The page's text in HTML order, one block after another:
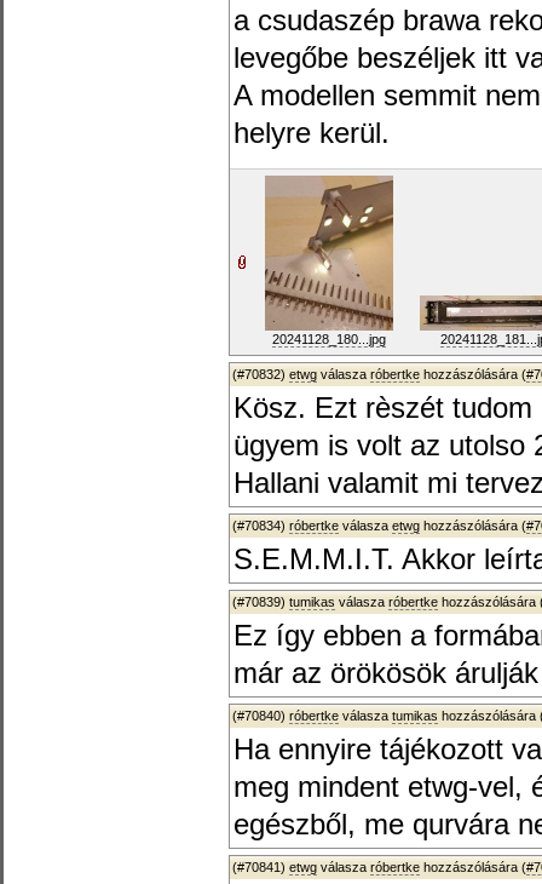
a csudaszép brawa
levegőbe beszéljek itt
A modellen semmit
helyre kerül.
20241128_180...jpg
(#70832) etwg válasza róbertke hozzászólására (
Kösz. Ezt rèszét
ügyem is volt az utolso
Hallani valamit mi
(#70834) róbertke válasza etwg hozzászólására (
S.E.M.M.I.T. Akkor
(#70839) tumikas válasza róbertke hozzászólására
Ez így ebben a
már az örökösök
(#70840) róbertke válasza tumikas hozzászólására
Ha ennyire tájékozott
meg mindent etwg-vel,
egészből, me qurvára
(#70841) etwg válasza róbertke hozzászólására (